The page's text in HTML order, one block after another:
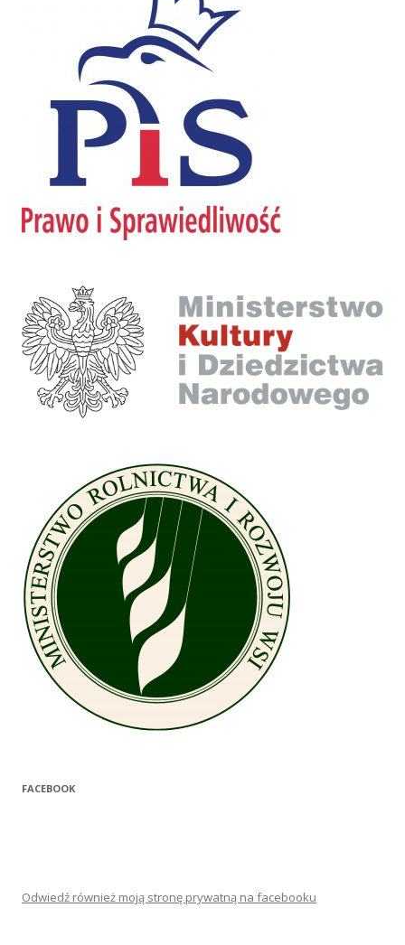
FACEBOOK
Odwiedź również moją stronę prywatną na facebooku